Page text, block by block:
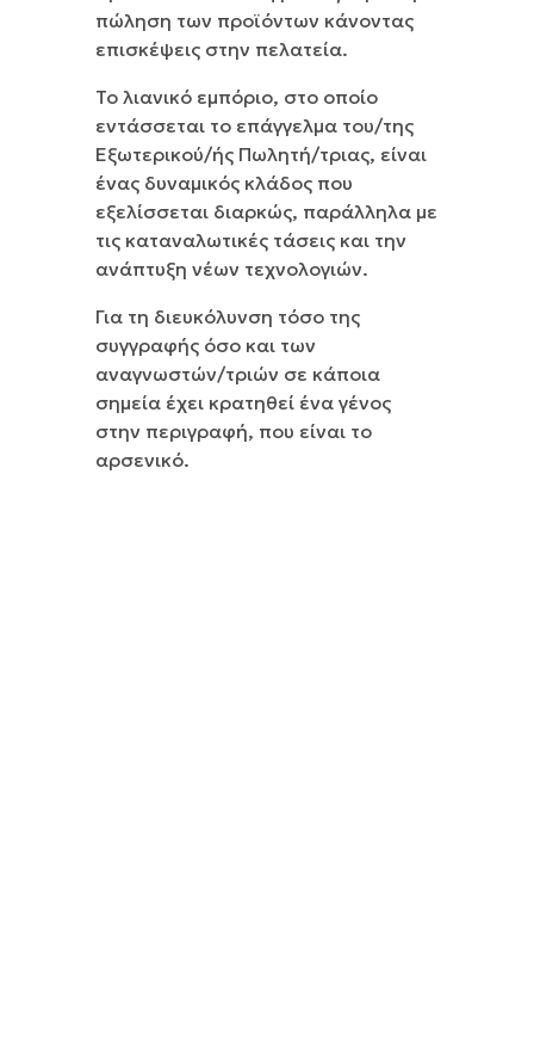
πώληση των προϊόντων κάνοντας
επισκέψεις στην πελατεία.
Το λιανικό εμπόριο, στο οποίο
εντάσσεται το επάγγελμα του/της
Εξωτερικού/ής Πωλητή/τριας, είναι
ένας δυναμικός κλάδος που
εξελίσσεται διαρκώς, παράλληλα με
τις καταναλωτικές τάσεις και την
ανάπτυξη νέων τεχνολογιών.
Για τη διευκόλυνση τόσο της
συγγραφής όσο και των
αναγνωστών/τριών σε κάποια
σημεία έχει κρατηθεί ένα γένος
στην περιγραφή, που είναι το
αρσενικό.